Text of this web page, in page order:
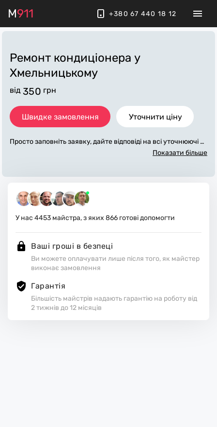
M911 +380 67 440 18 12
Ремонт кондиціонера у
Хмельницькому
від 350 грн
Швидке замовлення Уточнити ціну
Просто заповніть заявку, дайте відповіді на всі уточнюючі за
питання по «ремонт кондиціонера». Ми зв'яжемося з вами
еріали. Виконавці стежать за чистотою та прибирають робо
че місце.
Показати більше
У нас 4453 майстра, з яких 866 готові допомогти
Ваші гроші в безпеці
Ви можете оплачувати лише після того, як майстер
виконає замовлення
Гарантія
Більшість майстрів надають гарантію на роботу від
2 тижнів до 12 місяців